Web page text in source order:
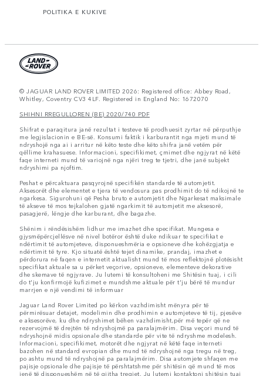
POLITIKA E KUKIVE
© JAGUAR LAND ROVER LIMITED 2026: Registered office: Abbey Road,
Whitley, Coventry CV3 4LF. Registered in England No: 1672070
SHIHNI RREGULLOREN (BE) 2020/740 PDF
Shifrat e paraqitura janë rezultat i testeve të prodhuesit zyrtar në përputhje
me legjislacionin e BE-së. Konsumi faktik i karburantit nga mjeti mund të
ndryshojë nga ai i arritur në këto teste dhe këto shifra janë vetëm për
qëllime krahasuese. Informacioni, specifikimet, çmimet dhe ngjyrat në këtë
faqe interneti mund të variojnë nga njëri treg te tjetri, dhe janë subjekt
ndryshimi pa njoftim.
Peshat e përcaktuara pasqyrojnë specifikën standarde të automjetit.
Aksesorët dhe elementet e tjera të vendosura pas prodhimit do të ndikojnë te
ngarkesa. Sigurohuni që Pesha bruto e automjetit dhe Ngarkesat maksimale
të akseve të mos tejkalohen gjatë ngarkimit të automjetit me aksesorë,
pasagjerë, lëngje dhe karburant, dhe bagazhe.
Shënim i rëndësishëm lidhur me imazhet dhe specifikat. Mungesa e
gjysmëpërcjellësve në nivel botëror është duke ndikuar te specifikat e
ndërtimit të automjeteve, disponueshmëria e opsioneve dhe kohëzgjatja e
ndërtimit të tyre. Kjo situatë është tejet dinamike, prandaj, imazhet e
përdorura në faqen e internetit aktualisht mund të mos reflektojnë plotësisht
specifikat aktuale sa u përket veçorive, opsioneve, elementeve dekorative
dhe skemave të ngjyrave. Ju lutemi të konsultoheni me Shitësin tuaj, i cili
do t'ju konfirmojë kufizimet e mundshme aktuale për t'ju bërë të mundur
marrjen e një vendimi të informuar
Jaguar Land Rover Limited po kërkon vazhdimisht mënyra për të
përmirësuar detajet, modelimin dhe prodhimin e automjeteve të tij, pjesëve
e aksesorëve, ku dhe ndryshimet bëhen vazhdimisht,për më tepër që ne
rezervojmë të drejtën të ndryshojmë pa paralajmërim. Disa veçori mund të
ndryshojnë midis opsionale dhe standarde për vite të ndryshme modelesh.
Informacioni, specifikimet, motorët dhe ngjyrat në këtë faqe interneti
bazohen në standard evropian dhe mund të ndryshojnë nga tregu në treg,
po ashtu mund të ndryshojnë pa paralajmërim. Disa automjete shfaqen me
pajisje opsionale dhe pajisje të përshtatshme për shitësin që mund të mos
jenë të disponueshëm në të gjitha tregjet. Ju lutemi kontaktoni shitësin tuaj